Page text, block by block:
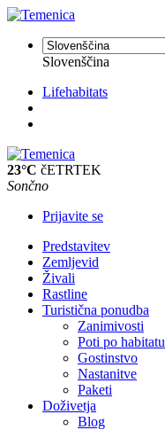
Slovenščina
Lifehabitats
23°C čETRTEK
Sončno
Prijavite se
Predstavitev
Zemljevid
Živali
Rastline
Turistična ponudba
Zanimivosti
Poti po habitatu
Gostinstvo
Nastanitve
Paketi
Doživetja
Blog